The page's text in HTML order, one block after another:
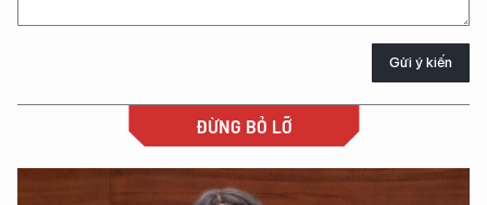
Gửi ý kiến
ĐỪNG BỎ LỠ